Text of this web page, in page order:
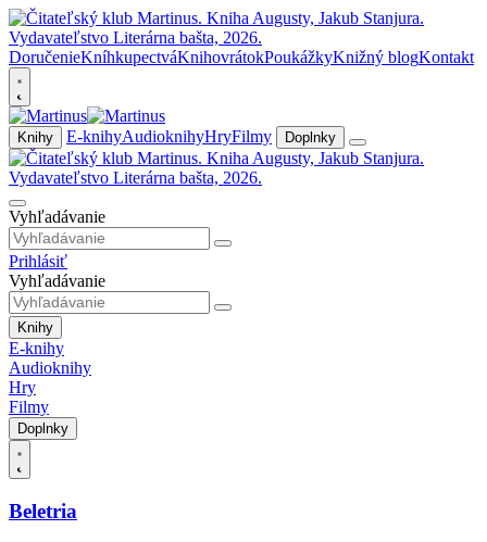
DoručenieKníhkupectváKnihovrátokPoukážkyKnižný blogKontakt
Knihy E-knihyAudioknihyHryFilmy Doplnky
Vyhľadávanie
Prihlásiť
Vyhľadávanie
Knihy
E-knihy
Audioknihy
Hry
Filmy
Doplnky
Beletria